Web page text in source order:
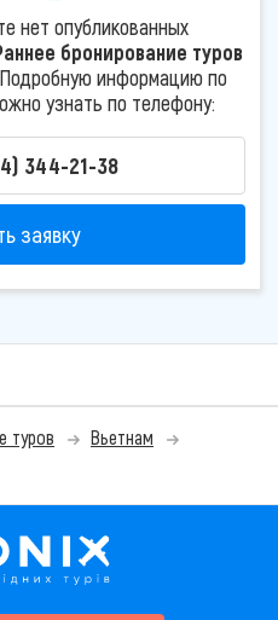
нет опубликованных
бронирование туров
информацию по
узнать по телефону:
344-21-38
заявку
туров
Вьетнам